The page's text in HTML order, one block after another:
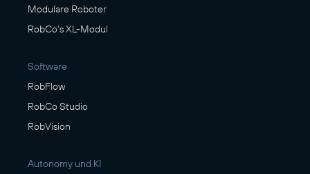
Modulare Roboter
RobCo's XL-Modul
Software
RobFlow
RobCo Studio
RobVision
Autonomy und KI